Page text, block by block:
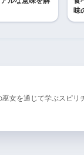
味
巫女を通じて学ぶスピリ